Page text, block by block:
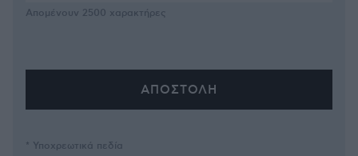
Απομένουν 2500 χαρακτήρες
* Υποχρεωτικά πεδία